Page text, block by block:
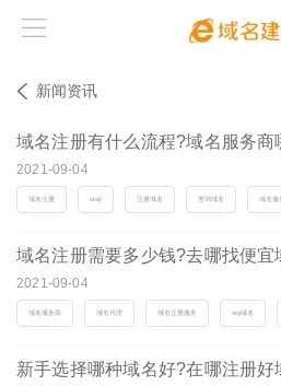

 新闻资讯
域名注册有什么流程?域名服务商
2021-09-04
域名注册 oray 注册域名 查询域名 域名服
域名注册需要多少钱?去哪找便宜
2021-09-04
域名服务商 域名代理 域名注册服务 org域名
新手选择哪种域名好?在哪注册好